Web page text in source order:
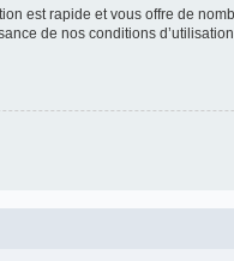
est rapide et vous offre de
de nos conditions